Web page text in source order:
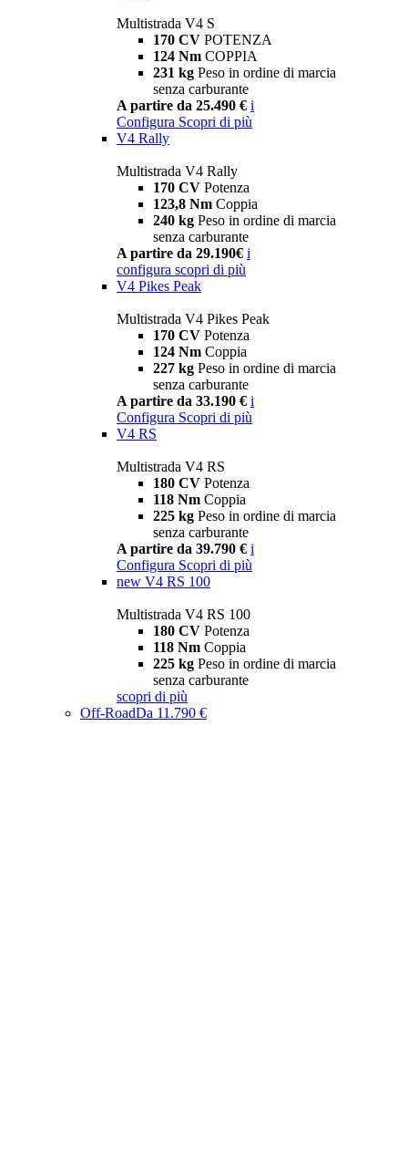
Multistrada V4 S
170 CV POTENZA
124 Nm COPPIA
231 kg Peso in ordine di marcia
senza carburante
A partire da 25.490 € i
Configura Scopri di più
V4 Rally
Multistrada V4 Rally
170 CV Potenza
123,8 Nm Coppia
240 kg Peso in ordine di marcia
senza carburante
A partire da 29.190€ i
configura scopri di più
V4 Pikes Peak
Multistrada V4 Pikes Peak
170 CV Potenza
124 Nm Coppia
227 kg Peso in ordine di marcia
senza carburante
A partire da 33.190 € i
Configura Scopri di più
V4 RS
Multistrada V4 RS
180 CV Potenza
118 Nm Coppia
225 kg Peso in ordine di marcia
senza carburante
A partire da 39.790 € i
Configura Scopri di più
new V4 RS 100
Multistrada V4 RS 100
180 CV Potenza
118 Nm Coppia
225 kg Peso in ordine di marcia
senza carburante
scopri di più
Off-RoadDa 11.790 €